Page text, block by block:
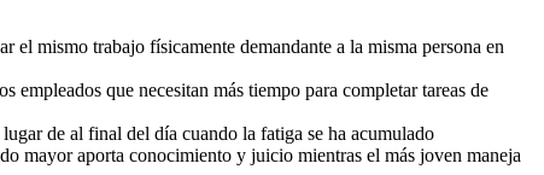
el mismo trabajo físicamente demandante a la misma persona en
que necesitan más tiempo para completar tareas de
de al final del día cuando la fatiga se ha acumulado
mayor aporta conocimiento y juicio mientras el más joven maneja